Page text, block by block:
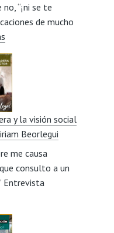
“¡ni se te
de mucho
:
por
la
Avileña
de
padres
a
hijos,
entrevista
con
González
Veneros
y la visión social
Beorlegui
me causa
consulto a un
Entrevista